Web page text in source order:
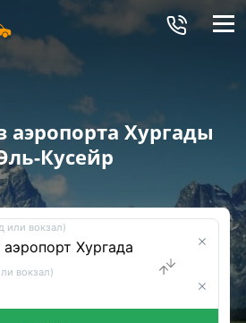
Меню
аэропорта Хургады
Кусейр
или вокзал)
вокзал)